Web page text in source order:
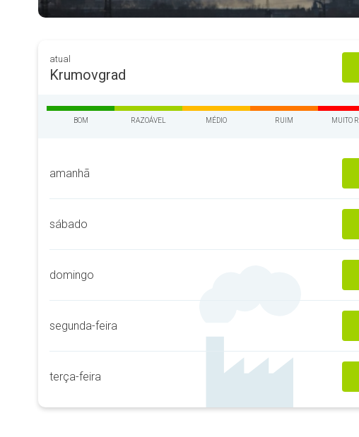
atual
Krumovgrad
BOM RAZOÁVEL MÉDIO RUIM MUITO
amanhã
sábado
domingo
segunda-feira
terça-feira